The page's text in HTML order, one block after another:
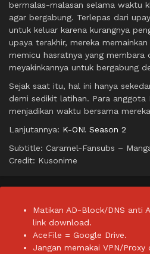
bermalas-malasan selama waktu
agar bergabung. Terlepas dari
untuk keluar karena kurangnya
upaya terakhir, mereka
memicu hasratnya yang membara
meyakinkannya untuk bergabung
Sejak saat itu, hal ini hanya
demi sedikit latihan. Para anggota
menjadikan waktu bersama
Lanjutannya: K-ON! Season 2
Subtitle: Caramel-Fansubs –
Credit: Kusonime
Matikan AD-Block/DNS anti
link download.
AceFile = Google Drive.
Jangan memakai VPN/Proxy